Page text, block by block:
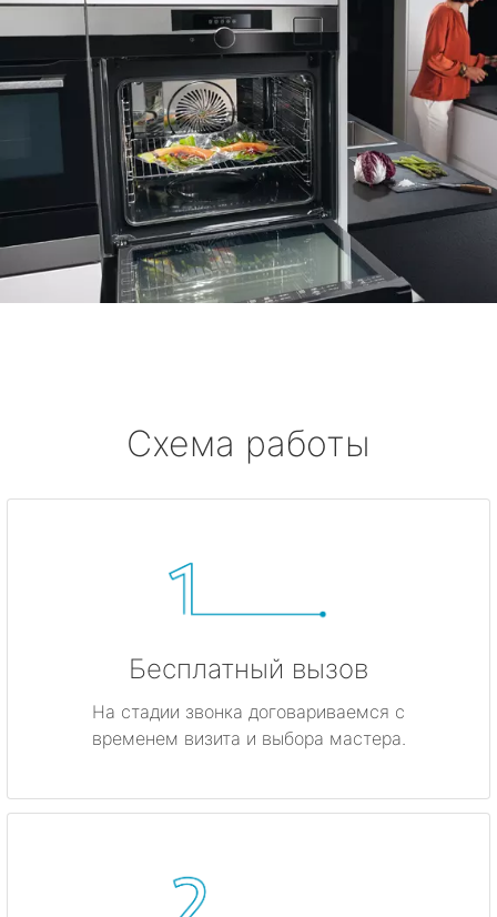
Схема работы
Бесплатный вызов
На стадии звонка договариваемся с
временем визита и выбора мастера.